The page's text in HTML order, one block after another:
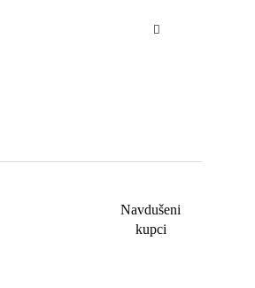
Navdušeni
kupci